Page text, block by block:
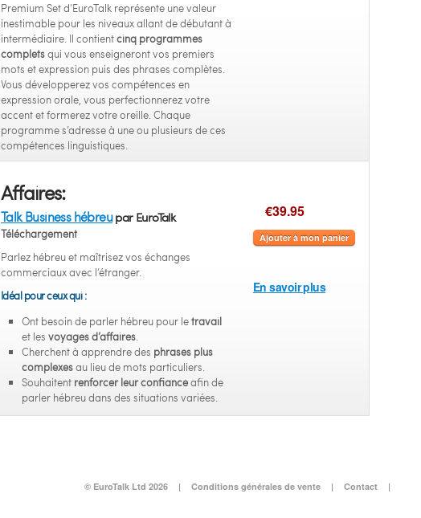
Premium Set d’EuroTalk représente une valeur
inestimable pour les niveaux allant de débutant à
intermédiaire. Il contientcinq programmes
completsqui vous enseigneront vos premiers
mots et expression puis des phrases complètes.
Vous développerez vos compétences en
expression orale, vous perfectionnerez votre
accent et formerez votre oreille. Chaque
programme s’adresse à une ou plusieurs de ces
compétences linguistiques.
Affaires:
Talk Business hébreupar EuroTalk
Téléchargement
Parlez hébreu et maîtrisez vos échanges
commerciaux avec l’étranger.
Idéal pour ceux qui :
Ont besoin de parler hébreu pour letravail
et les voyages d’affaires.
Cherchent à apprendre des phrases plus
complexesau lieu de mots particuliers.
Souhaitent renforcer leur confianceafin de
parler hébreu dans des situations variées.
€39.95
Ajouter à mon panier
En savoir plus
© EuroTalk Ltd 2026 | Conditions générales de vente | Contact |